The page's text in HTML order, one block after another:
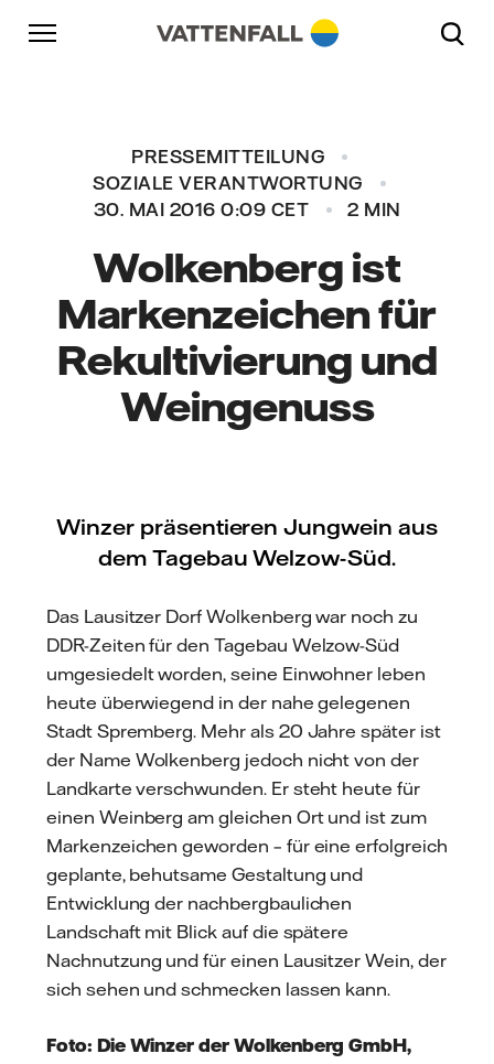
Überspringen
Zurück zur Hauptnavigation
Gehe zur Fußzeile
PRESSEMITTEILUNG
SOZIALE VERANTWORTUNG
30. MAI 2016 0:09 CET
2 MIN
Wolkenberg ist
Markenzeichen für
Rekultivierung und
Weingenuss
Winzer präsentieren Jungwein aus
dem Tagebau Welzow-Süd.
Das Lausitzer Dorf Wolkenberg war noch zu
DDR-Zeiten für den Tagebau Welzow-Süd
umgesiedelt worden, seine Einwohner leben
heute überwiegend in der nahe gelegenen
Stadt Spremberg. Mehr als 20 Jahre später ist
der Name Wolkenberg jedoch nicht von der
Landkarte verschwunden. Er steht heute für
einen Weinberg am gleichen Ort und ist zum
Markenzeichen geworden – für eine erfolgreich
geplante, behutsame Gestaltung und
Entwicklung der nachbergbaulichen
Landschaft mit Blick auf die spätere
Nachnutzung und für einen Lausitzer Wein, der
sich sehen und schmecken lassen kann.
Foto: Die Winzer der Wolkenberg GmbH,
Zurück zur Hauptnavigation